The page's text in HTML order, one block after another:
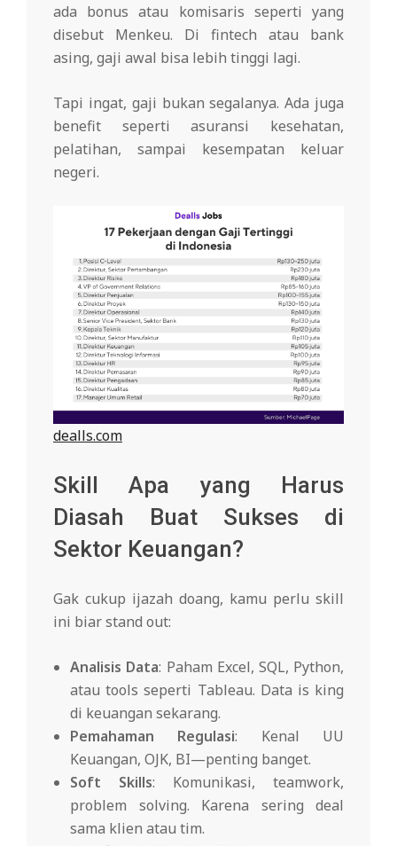
ada bonus atau komisaris seperti yang
disebut Menkeu. Di fintech atau bank
asing, gaji awal bisa lebih tinggi lagi.
Tapi ingat, gaji bukan segalanya. Ada juga
benefit seperti asuransi kesehatan,
pelatihan, sampai kesempatan keluar
negeri.
dealls.com
Skill Apa yang Harus
Diasah Buat Sukses di
Sektor Keuangan?
Gak cukup ijazah doang, kamu perlu skill
ini biar stand out:
Analisis Data: Paham Excel, SQL, Python,
atau tools seperti Tableau. Data is king
di keuangan sekarang.
Pemahaman Regulasi: Kenal UU
Keuangan, OJK, BI—penting banget.
Soft Skills: Komunikasi, teamwork,
problem solving. Karena sering deal
sama klien atau tim.